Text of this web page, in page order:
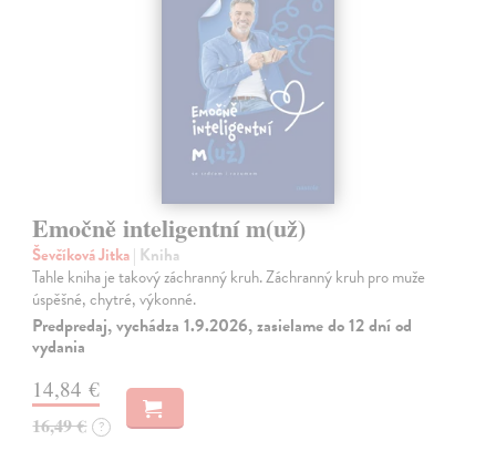
Emočně inteligentní m(už)
Ševčíková Jitka| Kniha
Tahle kniha je takový záchranný kruh. Záchranný kruh pro muže
úspěšné, chytré, výkonné.
Predpredaj, vychádza 1.9.2026, zasielame do 12 dní od
vydania
14,84 €
16,49 € ?